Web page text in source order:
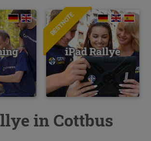
BESTNOTE
iPad Rallye
in Cottbus